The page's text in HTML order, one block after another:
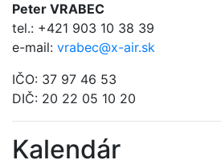
Peter VRABEC
tel.: +421 903 10 38 39
e-mail: vrabec@x-air.sk
IČO: 37 97 46 53
DIČ: 20 22 05 10 20
Kalendár